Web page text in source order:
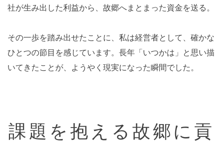
社が生み出した利益から、故郷へまとまった資金を送る。
その一歩を踏み出せたことに、私は経営者として、確かな
ひとつの節目を感じています。長年「いつかは」と思い描
いてきたことが、ようやく現実になった瞬間でした。
課題を抱える故郷に貢